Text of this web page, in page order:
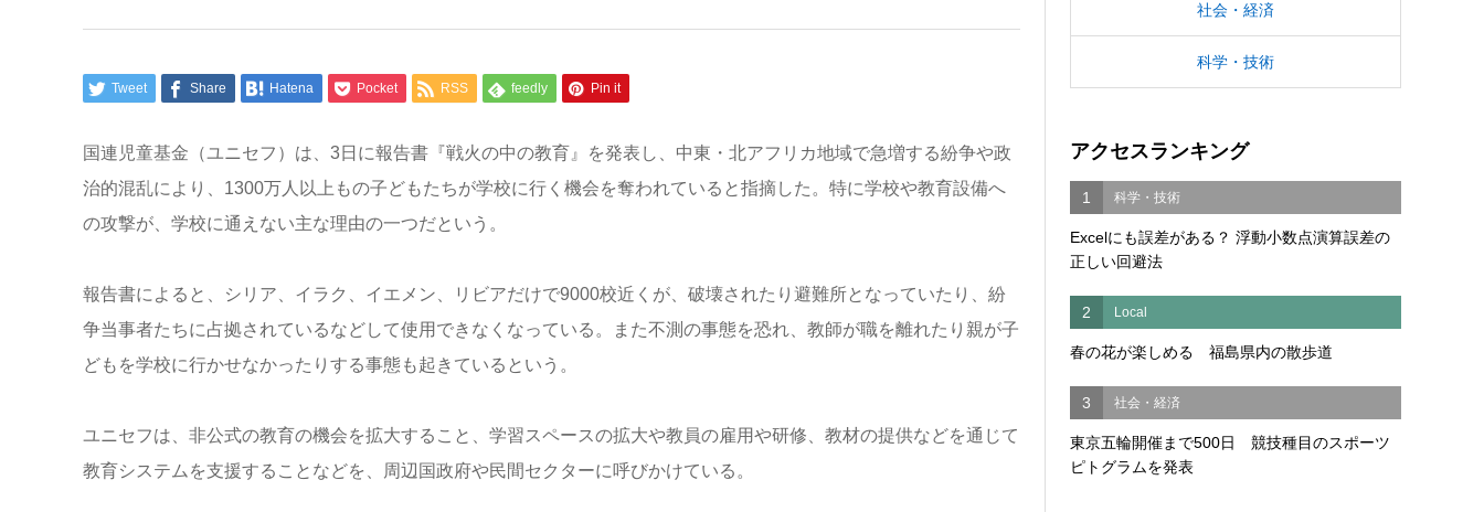
Tweet Share Hatena Pocket RSS feedly Pin it
国連児童基金（ユニセフ）は、3日に報告書『戦火の中の教育』を発表し、中東・北アフリカ地域で急増する紛争や政
治的混乱により、1300万人以上もの子どもたちが学校に行く機会を奪われていると指摘した。特に学校や教育設備へ
の攻撃が、学校に通えない主な理由の一つだという。
報告書によると、シリア、イラク、イエメン、リビアだけで9000校近くが、破壊されたり避難所となっていたり、紛
争当事者たちに占拠されているなどして使用できなくなっている。また不測の事態を恐れ、教師が職を離れたり親が子
どもを学校に行かせなかったりする事態も起きているという。
ユニセフは、非公式の教育の機会を拡大すること、学習スペースの拡大や教員の雇用や研修、教材の提供などを通じて
教育システムを支援することなどを、周辺国政府や民間セクターに呼びかけている。
社会・経済
科学・技術
アクセスランキング
1 科学・技術
Excelにも誤差がある？ 浮動小数点演算誤差の
正しい回避法
2 Local
春の花が楽しめる 福島県内の散歩道
3 社会・経済
東京五輪開催まで500日 競技種目のスポーツ
ピトグラムを発表